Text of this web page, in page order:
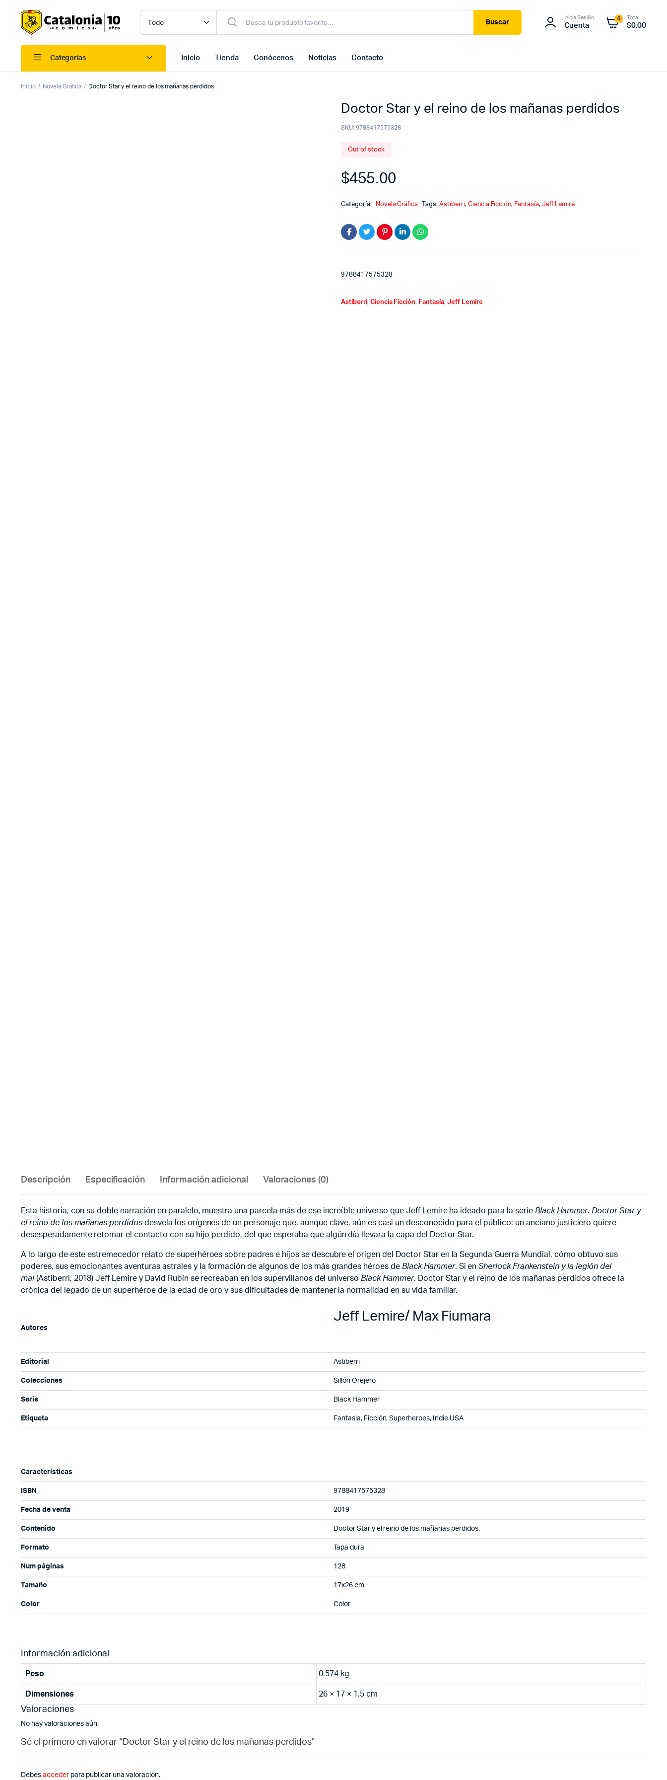
Buscar
Inicia Sesión
Cuenta
0 Total
$0.00
Categorías Inicio Tienda Conócenos Noticias Contacto
Inicio Novela Gráfica Doctor Star y el reino de los mañanas perdidos
Doctor Star y el reino de los mañanas perdidos
SKU: 9788417575328
Out of stock
$455.00
Categoría: Novela Gráfica Tags:Astiberri, Ciencia Ficción, Fantasía, Jeff Lemire
9788417575328
Astiberri, Ciencia Ficción, Fantasía, Jeff Lemire
Descripción Especificación Información adicional Valoraciones (0)
Esta historia, con su doble narración en paralelo, muestra una parcela más de ese increíble universo que Jeff Lemire ha ideado para la serie Black Hammer. Doctor Star y
el reino de los mañanas perdidos desvela los orígenes de un personaje que, aunque clave, aún es casi un desconocido para el público: un anciano justiciero quiere
desesperadamente retomar el contacto con su hijo perdido, del que esperaba que algún día llevara la capa del Doctor Star.
A lo largo de este estremecedor relato de superhéroes sobre padres e hijos se descubre el origen del Doctor Star en la Segunda Guerra Mundial, cómo obtuvo sus
poderes, sus emocionantes aventuras astrales y la formación de algunos de los más grandes héroes de Black Hammer. Si enSherlock Frankenstein y la legión del
mal(Astiberri, 2018) Jeff Lemire y David Rubín se recreaban en los supervillanos del universo Black Hammer, Doctor Star y el reino de los mañanas perdidos ofrece la
crónica del legado de un superhéroe de la edad de oro y sus dificultades de mantener la normalidad en su vida familiar.
Autores
Jeff Lemire/ Max Fiumara
Editorial Astiberri
Colecciones Sillón Orejero
Serie Black Hammer
Etiqueta Fantasia, Ficción, Superheroes, Indie USA
Características
ISBN 9788417575328
Fecha de venta 2019
Contenido Doctor Star y el reino de los mañanas perdidos.
Formato Tapa dura
Num páginas 128
Tamaño 17x26 cm
Color Color
Información adicional
Peso 0.574 kg
Dimensiones 26 × 17 × 1.5 cm
Valoraciones
No hay valoraciones aún.
Sé el primero en valorar “Doctor Star y el reino de los mañanas perdidos”
Debes accederpara publicar una valoración.